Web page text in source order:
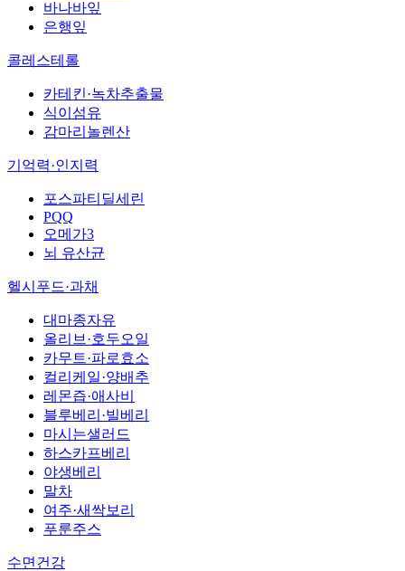
바나바잎
은행잎
콜레스테롤
카테킨·녹차추출물
식이섬유
감마리놀렌산
기억력·인지력
포스파티딜세린
PQQ
오메가3
뇌 유산균
헬시푸드·과채
대마종자유
올리브·호두오일
카무트·파로효소
컬리케일·양배추
레몬즙·애사비
블루베리·빌베리
마시는샐러드
하스카프베리
야생베리
말차
여주·새싹보리
푸룬주스
수면건강